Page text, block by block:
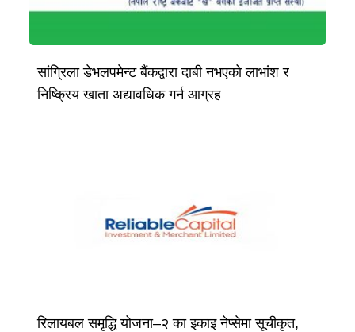
सांग्रिला डेभलपमेन्ट बैंकद्वारा दाबी नभएको लाभांश र
निष्क्रिय खाता अद्यावधिक गर्न आग्रह
रिलायबल समृद्धि योजना–२ का इकाइ नेप्सेमा सूचीकृत,